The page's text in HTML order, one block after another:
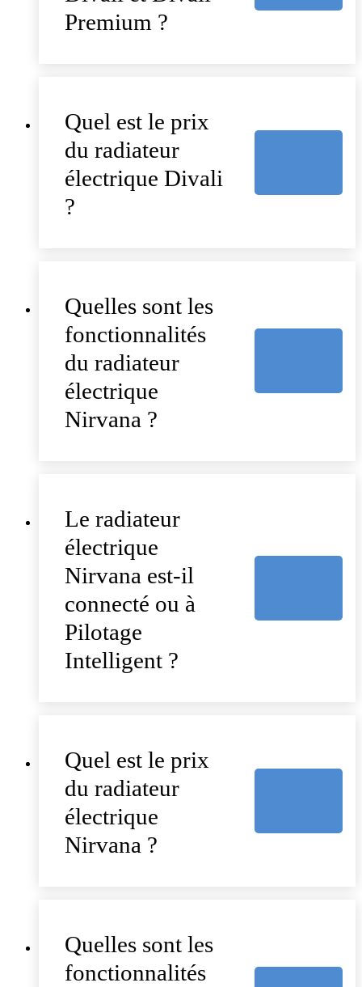
Premium ?
Quel est le prix
du radiateur
électrique Divali
?
Quelles sont les
fonctionnalités
du radiateur
électrique
Nirvana ?
Le radiateur
électrique
Nirvana est-il
connecté ou à
Pilotage
Intelligent ?
Quel est le prix
du radiateur
électrique
Nirvana ?
Quelles sont les
fonctionnalités